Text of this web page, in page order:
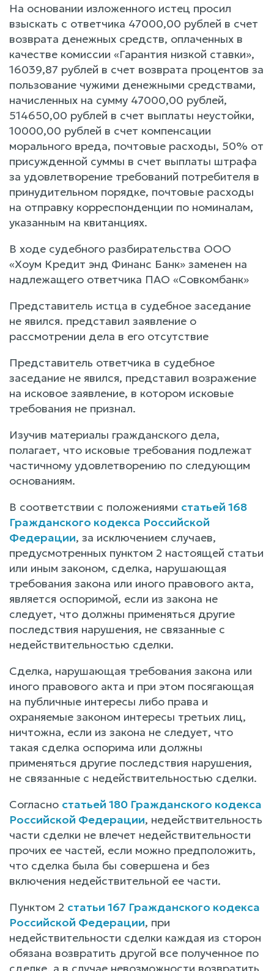
На основании изложенного истец просил
взыскать с ответчика 47000,00 рублей в счет
возврата денежных средств, оплаченных в
качестве комиссии «Гарантия низкой ставки»,
16039,87 рублей в счет возврата процентов за
пользование чужими денежными средствами,
начисленных на сумму 47000,00 рублей,
514650,00 рублей в счет выплаты неустойки,
10000,00 рублей в счет компенсации
морального вреда, почтовые расходы, 50% от
присужденной суммы в счет выплаты штрафа
за удовлетворение требований потребителя в
принудительном порядке, почтовые расходы
на отправку корреспонденции по номиналам,
указанным на квитанциях.
В ходе судебного разбирательства ООО
«Хоум Кредит энд Финанс Банк» заменен на
надлежащего ответчика ПАО «Совкомбанк»
Представитель истца в судебное заседание
не явился. представил заявление о
рассмотрении дела в его отсутствие
Представитель ответчика в судебное
заседание не явился, представил возражение
на исковое заявление, в котором исковые
требования не признал.
Изучив материалы гражданского дела,
полагает, что исковые требования подлежат
частичному удовлетворению по следующим
основаниям.
В соответствии с положениями статьей 168
Гражданского кодекса Российской
Федерации, за исключением случаев,
предусмотренных пунктом 2 настоящей статьи
или иным законом, сделка, нарушающая
требования закона или иного правового акта,
является оспоримой, если из закона не
следует, что должны применяться другие
последствия нарушения, не связанные с
недействительностью сделки.
Сделка, нарушающая требования закона или
иного правового акта и при этом посягающая
на публичные интересы либо права и
охраняемые законом интересы третьих лиц,
ничтожна, если из закона не следует, что
такая сделка оспорима или должны
применяться другие последствия нарушения,
не связанные с недействительностью сделки.
Согласно статьей 180 Гражданского кодекса
Российской Федерации, недействительность
части сделки не влечет недействительности
прочих ее частей, если можно предположить,
что сделка была бы совершена и без
включения недействительной ее части.
Пунктом 2 статьи 167 Гражданского кодекса
Российской Федерации, при
недействительности сделки каждая из сторон
обязана возвратить другой все полученное по
сделке, а в случае невозможности возвратить